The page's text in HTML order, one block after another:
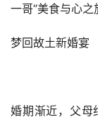
一哥“美食与心
梦回故土新婚宴
婚期渐近，父母